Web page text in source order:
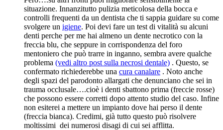
situazione. Innanzitutto pulizia meticolosa della bocca e
controlli frequenti da un dentista che ti sappia guidare su come
svolgere un igiene. Poi devi fare un test di vitalità su alcuni
denti perche per me hai almeno un dente necrotico con la
freccia blu, che seppure in corrispondenza del foro
mentoniero che può trarre in inganno, sembra avere qualche
problema (vedi altro post sulla necrosi dentale) . Questo, se
confermato richiederebbe una cura canalare . Noto anche
degli spazi del parodonto allargati che denunciano che sei in
trauma occlusale….cioè i denti sbattono prima (freccie rosse)
che possono essere corretti dopo attento studio del caso. Infine
non esiterei a mettere un impianto dove hai perso il dente
(freccia bianca). Credimi, già tutto questo può risolvere
moltissimi dei numerosi disagi di cui sei afflitta.